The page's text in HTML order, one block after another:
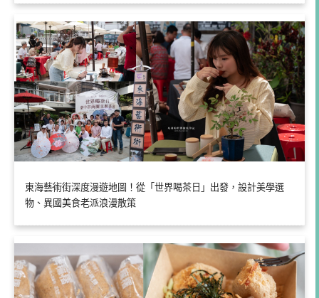
東海藝術街深度漫遊地圖！從「世界喝茶日」出發，設計美學選
物、異國美食老派浪漫散策